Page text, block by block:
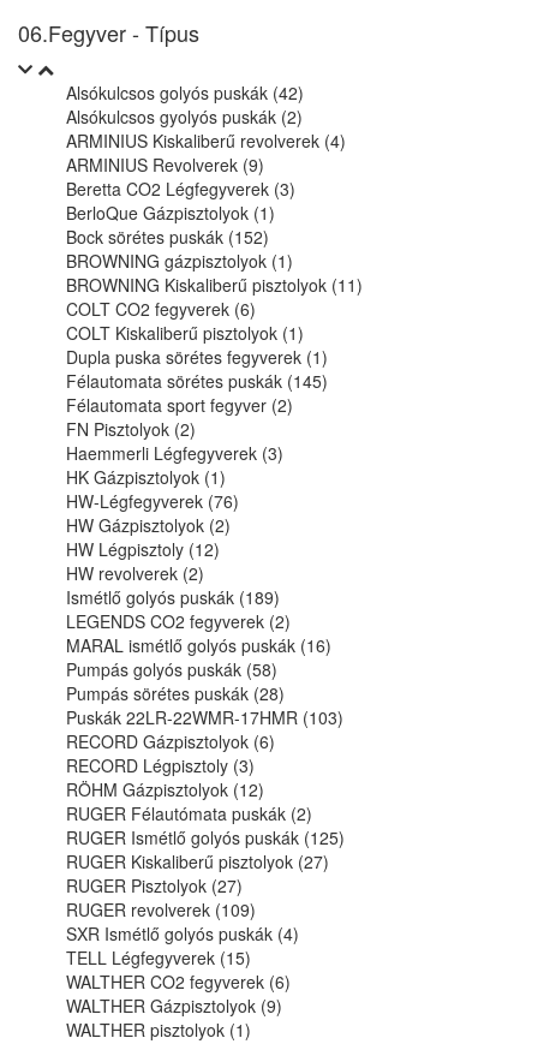
06.Fegyver - Típus
Alsókulcsos golyós puskák (42)
Alsókulcsos gyolyós puskák (2)
ARMINIUS Kiskaliberű revolverek (4)
ARMINIUS Revolverek (9)
Beretta CO2 Légfegyverek (3)
BerloQue Gázpisztolyok (1)
Bock sörétes puskák (152)
BROWNING gázpisztolyok (1)
BROWNING Kiskaliberű pisztolyok (11)
COLT CO2 fegyverek (6)
COLT Kiskaliberű pisztolyok (1)
Dupla puska sörétes fegyverek (1)
Félautomata sörétes puskák (145)
Félautomata sport fegyver (2)
FN Pisztolyok (2)
Haemmerli Légfegyverek (3)
HK Gázpisztolyok (1)
HW-Légfegyverek (76)
HW Gázpisztolyok (2)
HW Légpisztoly (12)
HW revolverek (2)
Ismétlő golyós puskák (189)
LEGENDS CO2 fegyverek (2)
MARAL ismétlő golyós puskák (16)
Pumpás golyós puskák (58)
Pumpás sörétes puskák (28)
Puskák 22LR-22WMR-17HMR (103)
RECORD Gázpisztolyok (6)
RECORD Légpisztoly (3)
RÖHM Gázpisztolyok (12)
RUGER Félautómata puskák (2)
RUGER Ismétlő golyós puskák (125)
RUGER Kiskaliberű pisztolyok (27)
RUGER Pisztolyok (27)
RUGER revolverek (109)
SXR Ismétlő golyós puskák (4)
TELL Légfegyverek (15)
WALTHER CO2 fegyverek (6)
WALTHER Gázpisztolyok (9)
WALTHER pisztolyok (1)